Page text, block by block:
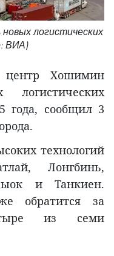
логистических
ВИА)
Хошимин
года, сообщил 3
технологий
Лонгбинь,
и Танкиен.
обратится за
из семи